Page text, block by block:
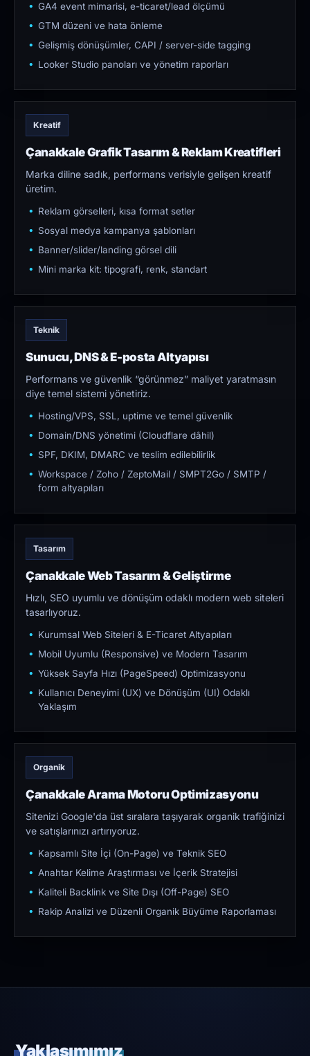
GA4 event mimarisi, e-ticaret/lead ölçümü
GTM düzeni ve hata önleme
Gelişmiş dönüşümler, CAPI / server-side tagging
Looker Studio panoları ve yönetim raporları
Kreatif
Çanakkale Grafik Tasarım & Reklam Kreatifleri
Marka diline sadık, performans verisiyle gelişen kreatif
üretim.
Reklam görselleri, kısa format setler
Sosyal medya kampanya şablonları
Banner/slider/landing görsel dili
Mini marka kit: tipografi, renk, standart
Teknik
Sunucu, DNS & E-posta Altyapısı
Performans ve güvenlik “görünmez” maliyet yaratmasın
diye temel sistemi yönetiriz.
Hosting/VPS, SSL, uptime ve temel güvenlik
Domain/DNS yönetimi (Cloudflare dâhil)
SPF, DKIM, DMARC ve teslim edilebilirlik
Workspace / Zoho / ZeptoMail / SMPT2Go / SMTP /
form altyapıları
Tasarım
Çanakkale Web Tasarım & Geliştirme
Hızlı, SEO uyumlu ve dönüşüm odaklı modern web siteleri
tasarlıyoruz.
Kurumsal Web Siteleri & E-Ticaret Altyapıları
Mobil Uyumlu (Responsive) ve Modern Tasarım
Yüksek Sayfa Hızı (PageSpeed) Optimizasyonu
Kullanıcı Deneyimi (UX) ve Dönüşüm (UI) Odaklı
Yaklaşım
Organik
Çanakkale Arama Motoru Optimizasyonu
Sitenizi Google'da üst sıralara taşıyarak organik trafiğinizi
ve satışlarınızı artırıyoruz.
Kapsamlı Site İçi (On-Page) ve Teknik SEO
Anahtar Kelime Araştırması ve İçerik Stratejisi
Kaliteli Backlink ve Site Dışı (Off-Page) SEO
Rakip Analizi ve Düzenli Organik Büyüme Raporlaması
Yaklaşımımız